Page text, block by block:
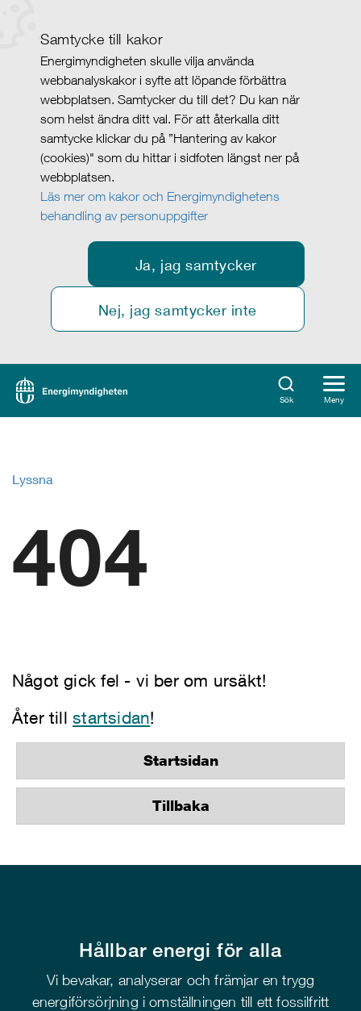
Samtycke till kakor
Energimyndigheten skulle vilja använda
webbanalyskakor i syfte att löpande förbättra
webbplatsen. Samtycker du till det? Du kan när
som helst ändra ditt val. För att återkalla ditt
samtycke klickar du på ”Hantering av kakor
(cookies)" som du hittar i sidfoten längst ner på
webbplatsen.
Läs mer om kakor och Energimyndighetens
behandling av personuppgifter
Ja, jag samtycker
Nej, jag samtycker inte
Sök Meny
Lyssna
404
Något gick fel - vi ber om ursäkt!
Åter tillstartsidan!
Startsidan
Tillbaka
Hållbar energi för alla
Vi bevakar, analyserar och främjar en trygg
energiförsörjning i omställningen till ett fossilfritt